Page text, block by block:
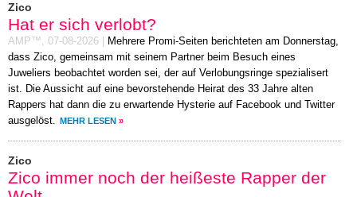
Zico
Hat er sich verlobt?
AMP™, 07-08-2026
Mehrere Promi-Seiten berichteten am Donnerstag,
dass Zico, gemeinsam mit seinem Partner beim Besuch eines
Juweliers beobachtet worden sei, der auf Verlobungsringe spezialisert
ist. Die Aussicht auf eine bevorstehende Heirat des 33 Jahre alten
Rappers hat dann die zu erwartende Hysterie auf Facebook und Twitter
ausgelöst. MEHR LESEN »
Zico
Zico immer noch der heißeste Rapper der